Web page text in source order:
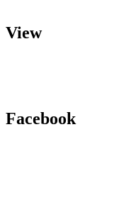
''Sesungguhnya Allah
rahmat inilah,
View
Facebook